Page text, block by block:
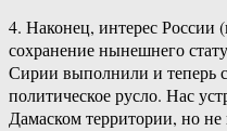
4. Наконец, интерес
сохранение нынешнего
Сирии выполнили и теперь
политическое русло. Нас
Дамаском территории, но